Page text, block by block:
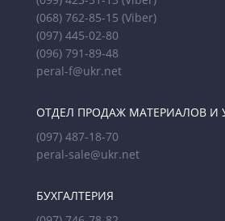
(068) 762-85-15 (Viber)
(097) 445-02-80
(096) 791-89-48
peral-f@ukr.net
ОТДЕЛ ПРОДАЖ МАТЕРИАЛОВ И
(097) 487-18-70
peral-sale@ukr.net
БУХГАЛТЕРИЯ